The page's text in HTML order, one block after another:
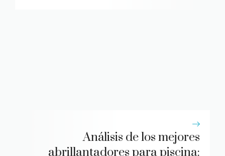
Análisis de los mejores
abrillantadores para piscina: